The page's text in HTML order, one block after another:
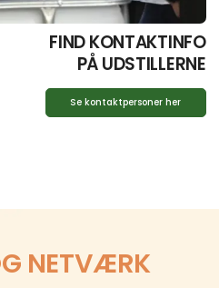
FIND KONTAKTINFO
PÅ UDSTILLERNE
Se kontaktpersoner her
NETVÆRK